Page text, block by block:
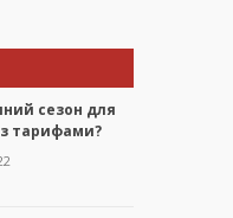
сезон для
тарифами?